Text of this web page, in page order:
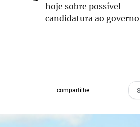
hoje sobre possível
candidatura ao governo
compartilhe